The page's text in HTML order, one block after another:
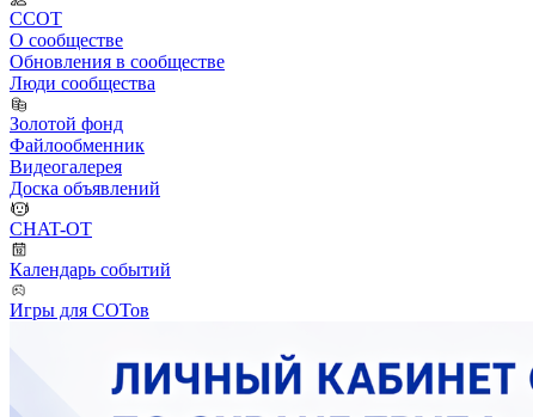
ССОТ
О сообществе
Обновления в сообществе
Люди сообщества
Золотой фонд
Файлообменник
Видеогалерея
Доска объявлений
CHAT-OT
Календарь событий
Игры для СОТов